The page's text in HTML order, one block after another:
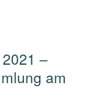
–
am